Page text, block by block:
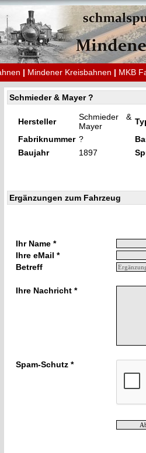
| Mindener Kreisbahnen | MKB
Schmieder & Mayer ?
Hersteller
Schmieder &
Mayer
Fabriknummer ?
Baujahr
1897
Ergänzungen zum Fahrzeug
Ihr Name *
Ihre eMail *
Betreff
Ihre Nachricht *
Spam-Schutz *